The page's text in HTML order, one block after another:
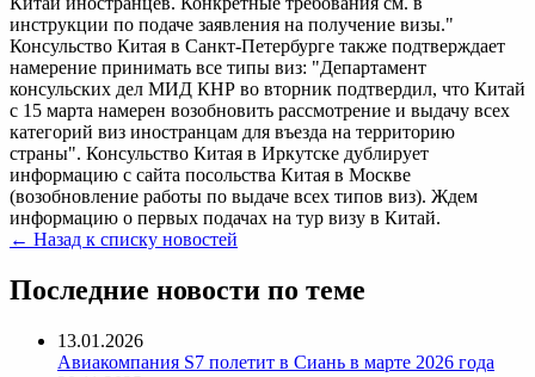
инструкции по подаче заявления на получение визы."
Консульство Китая в Санкт-Петербурге также подтверждает
намерение принимать все типы виз: "Департамент
консульских дел МИД КНР во вторник подтвердил, что Китай
с 15 марта намерен возобновить рассмотрение и выдачу всех
категорий виз иностранцам для въезда на территорию
страны". Консульство Китая в Иркутске дублирует
информацию с сайта посольства Китая в Москве
(возобновление работы по выдаче всех типов виз). Ждем
информацию о первых подачах на тур визу в Китай.
← Назад к списку новостей
Последние новости по теме
13.01.2026
Авиакомпания S7 полетит в Сиань в марте 2026 года